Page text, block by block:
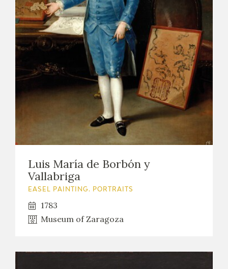
EL VIAJE DE GOYA
CATÁLOGO
PREMIO ARAGÓN GOYA
EDICIONES
Luis María de Borbón y
Vallabriga
EASEL PAINTING. PORTRAITS
1783
Museum of Zaragoza